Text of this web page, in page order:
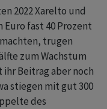
2022 Xarelto und
Euro fast 40 Prozent
trugen
zum Wachstum
Beitrag aber noch
stiegen mit gut 300
des